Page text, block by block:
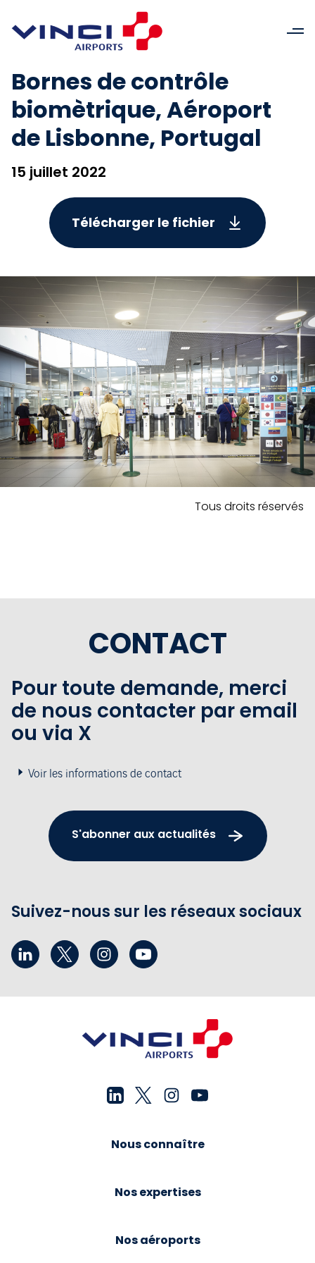
Bornes de contrôle
biomètrique, Aéroport
de Lisbonne, Portugal
15 juillet 2022
Télécharger le fichier
Tous droits réservés
CONTACT
Pour toute demande, merci
de nous contacter par email
ou via X
Voir les informations de contact
S'abonner aux actualités
Suivez-nous sur les réseaux sociaux
Nous connaître
Nos expertises
Nos aéroports